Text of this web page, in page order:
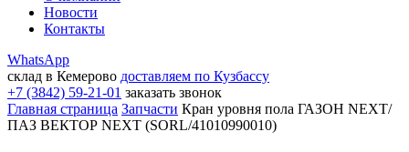
Новости
Контакты
WhatsApp
склад в Кемерово доставляем по Кузбассу
+7 (3842) 59-21-01 заказать звонок
Главная страница Запчасти Кран уровня пола ГАЗОН NEXT/
ПАЗ ВЕКТОР NEXT (SORL/41010990010)